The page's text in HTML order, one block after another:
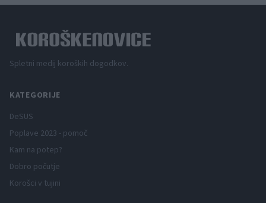
Spletni medij koroških dogodkov.
KATEGORIJE
DeSUS
Poplave 2023 - pomoč
Kam na potep?
Dobro počutje
Korošci v tujini